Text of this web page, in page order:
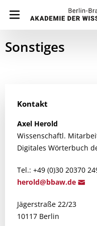
Sonstiges
Kontakt
Axel Herold
Wissenschaftl.
Digitales Wörterbuch
Tel.: +49 (0)30 20370
herold@bbaw.de
Jägerstraße 22/23
10117 Berlin